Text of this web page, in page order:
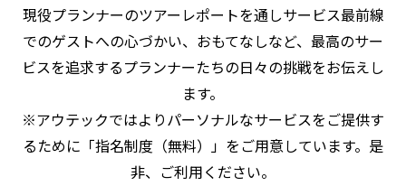
現役プランナーのツアーレポートを通しサービス最前線
でのゲストへの心づかい、おもてなしなど、最高のサー
ビスを追求するプランナーたちの日々の挑戦をお伝えし
ます。
※アウテックではよりパーソナルなサービスをご提供す
るために「指名制度（無料）」をご用意しています。是
非、ご利用ください。